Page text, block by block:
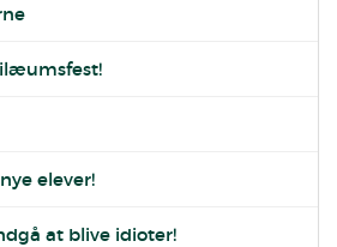
elever!
at blive idioter!